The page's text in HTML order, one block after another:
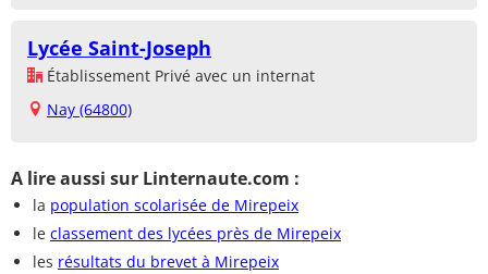
Lycée Saint-Joseph
Établissement Privé avec un internat
Nay (64800)
A lire aussi sur Linternaute.com :
la population scolarisée de Mirepeix
le classement des lycées près de Mirepeix
les résultats du brevet à Mirepeix